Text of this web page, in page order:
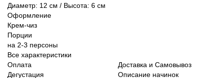
Диаметр: 12 см / Высота: 6 см
Оформление
Крем-чиз
Порции
на 2-3 персоны
Все характеристики
Оплата
Доставка и Самовывоз
Дегустация
Описание начинок